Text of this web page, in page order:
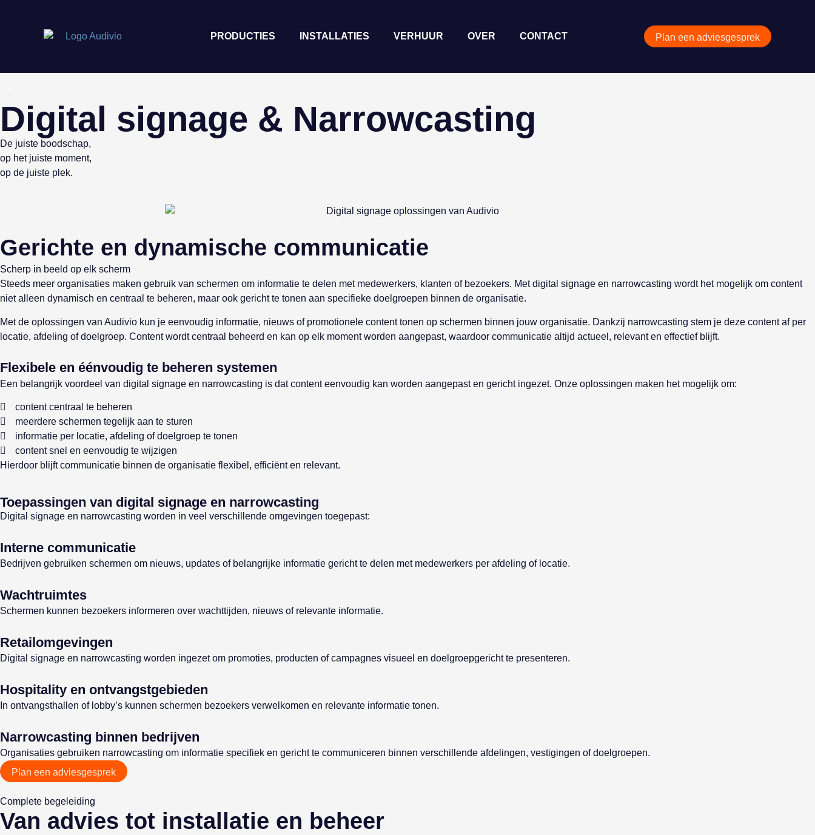
PRODUCTIES INSTALLATIES VERHUUR OVER CONTACT Plan een adviesgesprek
Digital signage & Narrow­casting
De juiste boodschap,
op het juiste moment,
op de juiste plek.
Gerichte en dynamische communicatie
Scherp in beeld op elk scherm
Steeds meer organisaties maken gebruik van schermen om informatie te delen met medewerkers, klanten of bezoekers. Met digital signage en narrowcasting wordt het mogelijk om content
niet alleen dynamisch en centraal te beheren, maar ook gericht te tonen aan specifieke doelgroepen binnen de organisatie.
Met de oplossingen van Audivio kun je eenvoudig informatie, nieuws of promotionele content tonen op schermen binnen jouw organisatie. Dankzij narrowcasting stem je deze content af per
locatie, afdeling of doelgroep. Content wordt centraal beheerd en kan op elk moment worden aangepast, waardoor communicatie altijd actueel, relevant en effectief blijft.
Flexibele en éénvoudig te beheren systemen
Een belangrijk voordeel van digital signage en narrowcasting is dat content eenvoudig kan worden aangepast en gericht ingezet. Onze oplossingen maken het mogelijk om:
content centraal te beheren
meerdere schermen tegelijk aan te sturen
informatie per locatie, afdeling of doelgroep te tonen
content snel en eenvoudig te wijzigen
Hierdoor blijft communicatie binnen de organisatie flexibel, efficiënt en relevant.
Toepassingen van digital signage en narrowcasting
Digital signage en narrowcasting worden in veel verschillende omgevingen toegepast:
Interne communicatie
Bedrijven gebruiken schermen om nieuws, updates of belangrijke informatie gericht te delen met medewerkers per afdeling of locatie.
Wachtruimtes
Schermen kunnen bezoekers informeren over wachttijden, nieuws of relevante informatie.
Retailomgevingen
Digital signage en narrowcasting worden ingezet om promoties, producten of campagnes visueel en doelgroepgericht te presenteren.
Hospitality en ontvangstgebieden
In ontvangsthallen of lobby’s kunnen schermen bezoekers verwelkomen en relevante informatie tonen.
Narrowcasting binnen bedrijven
Organisaties gebruiken narrowcasting om informatie specifiek en gericht te communiceren binnen verschillende afdelingen, vestigingen of doelgroepen.
Plan een adviesgesprek
Complete begeleiding
Van advies tot installatie en beheer